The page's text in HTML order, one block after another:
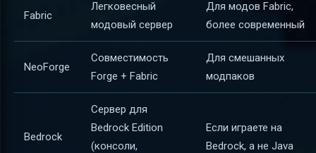
Fabric
Легковесный
модовый сервер
Для модов Fabric,
более современный
NeoForge
Совместимость
Forge + Fabric
Для смешанных
модпаков
Bedrock
Сервер для
Bedrock Edition
(консоли,
Если играете на
Bedrock, а не Java